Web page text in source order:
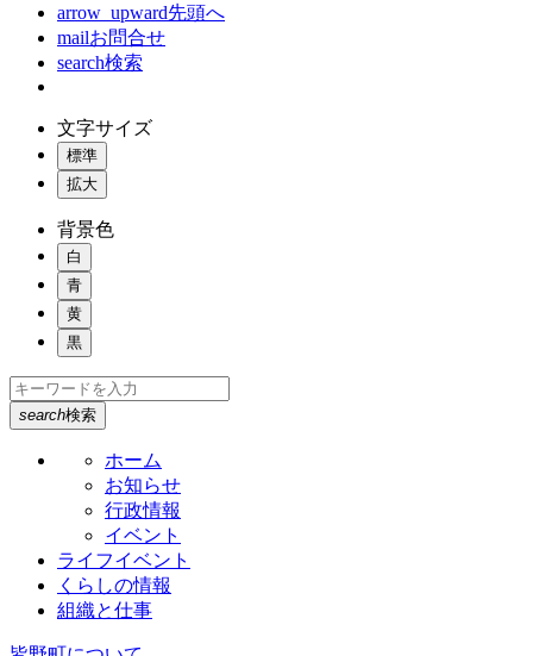
arrow_upward先頭へ
mailお問合せ
search検索
文字サイズ
標準
拡大
背景色
白
青
黄
黒
search検索
ホーム
お知らせ
行政情報
イベント
ライフイベント
くらしの情報
組織と仕事